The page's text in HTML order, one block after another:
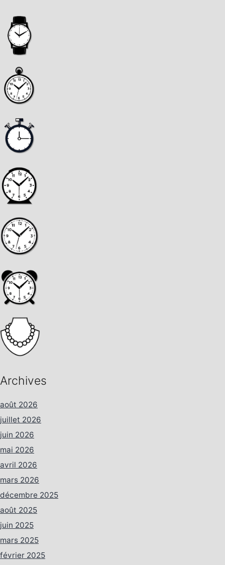
Archives
août 2026
juillet 2026
juin 2026
mai 2026
avril 2026
mars 2026
décembre 2025
août 2025
juin 2025
mars 2025
février 2025